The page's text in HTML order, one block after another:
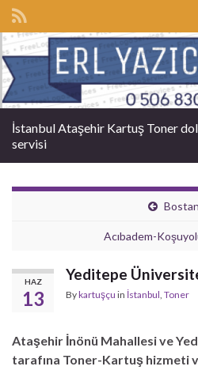
Search for:
İstanbul Ataşehir Kartuş Toner
servisi
Acıbadem-
HAZ
13
Yeditepe
Bykartuşçu in İstanbul Toner
Ataşehir İnönü Mahallesi ve
tarafına Toner-Kartuş hizmeti